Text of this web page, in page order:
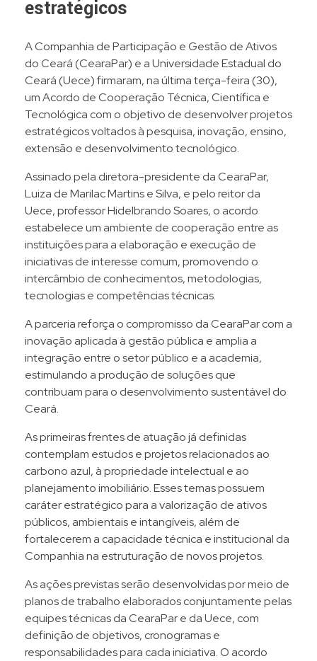
estratégicos
A Companhia de Participação e Gestão de Ativos
do Ceará (CearaPar) e a Universidade Estadual do
Ceará (Uece) firmaram, na última terça-feira (30),
um Acordo de Cooperação Técnica, Científica e
Tecnológica com o objetivo de desenvolver projetos
estratégicos voltados à pesquisa, inovação, ensino,
extensão e desenvolvimento tecnológico.
Assinado pela diretora-presidente da CearaPar,
Luiza de Marilac Martins e Silva, e pelo reitor da
Uece, professor Hidelbrando Soares, o acordo
estabelece um ambiente de cooperação entre as
instituições para a elaboração e execução de
iniciativas de interesse comum, promovendo o
intercâmbio de conhecimentos, metodologias,
tecnologias e competências técnicas.
A parceria reforça o compromisso da CearaPar com a
inovação aplicada à gestão pública e amplia a
integração entre o setor público e a academia,
estimulando a produção de soluções que
contribuam para o desenvolvimento sustentável do
Ceará.
As primeiras frentes de atuação já definidas
contemplam estudos e projetos relacionados ao
carbono azul, à propriedade intelectual e ao
planejamento imobiliário. Esses temas possuem
caráter estratégico para a valorização de ativos
públicos, ambientais e intangíveis, além de
fortalecerem a capacidade técnica e institucional da
Companhia na estruturação de novos projetos.
As ações previstas serão desenvolvidas por meio de
planos de trabalho elaborados conjuntamente pelas
equipes técnicas da CearaPar e da Uece, com
definição de objetivos, cronogramas e
responsabilidades para cada iniciativa. O acordo